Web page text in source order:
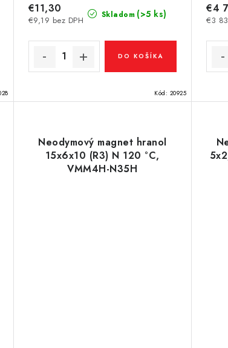
Skladom (>5 ks)
€9,19 bez DPH
€11,30
DO KOŠÍKA
Kód: 20925
€3
€4
Neodymový magnet hranol
15x6x10 (R3) N 120 °C,
VMM4H-N35H